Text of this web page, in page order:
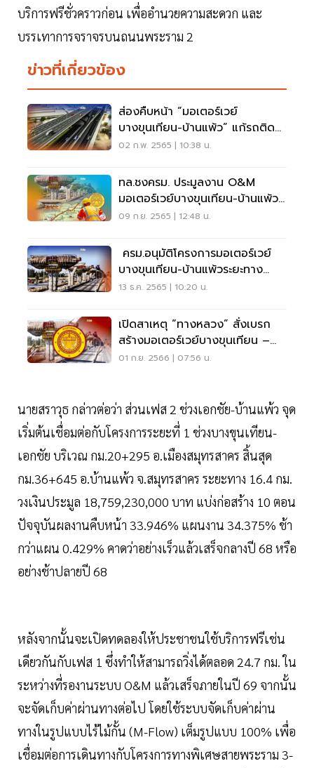
บริการฟรีชั่วคราวก่อน เพื่ออำนวยความสะดวก และ
บรรเทาการจราจรบนถนนพระราม 2
ข่าวที่เกี่ยวข้อง
ส่องคืบหน้า “มอเตอร์เวย์
บางขุนเทียน-บ้านแพ้ว” แก้รถติด
พระราม 2 ถึงไหนแล้ว
02 ก.พ. 2565 | 10:38 น.
ทล.ชงครม. ประมูลงาน O&M
มอเตอร์เวย์บางขุนเทียน-บ้านแพ้ว
ต.ค.นี้
09 ก.ย. 2565 | 12:48 น.
ครม.อนุมัติโครงการมอเตอร์เวย์
บางขุนเทียน-บ้านแพ้วระยะทาง
24.7 กม.
13 ธ.ค. 2565 | 10:20 น.
เปิดสาเหตุ “ทางหลวง” สั่งเบรก
สร้างมอเตอร์เวย์บางขุนเทียน –
บ้านแพ้ว
01 ก.ย. 2566 | 07:56 น.
นายสราวุธ กล่าวต่อว่า ส่วนเฟส 2 ช่วงเอกชัย-บ้านแพ้ว จุด
เริ่มต้นเชื่อมต่อกับโครงการระยะที่ 1 ช่วงบางขุนเทียน-
เอกชัย บริเวณ กม.20+295 อ.เมืองสมุทรสาคร สิ้นสุด
กม.36+645 อ.บ้านแพ้ว จ.สมุทรสาคร ระยะทาง 16.4 กม.
วงเงินประมูล 18,759,230,000 บาท แบ่งก่อสร้าง 10 ตอน
ปัจจุบันผลงานคืบหน้า 33.946% แผนงาน 34.375% ช้า
กว่าแผน 0.429% คาดว่าอย่างเร็วแล้วเสร็จกลางปี 68 หรือ
อย่างช้าปลายปี 68
หลังจากนั้นจะเปิดทดลองให้ประชาชนใช้บริการฟรีเช่น
เดียวกันกับเฟส 1 ซึ่งทำให้สามารถวิ่งได้ตลอด 24.7 กม. ใน
ระหว่างที่รองานระบบ O&M แล้วเสร็จภายในปี 69 จากนั้น
จะจัดเก็บค่าผ่านทางต่อไป โดยใช้ระบบจัดเก็บค่าผ่าน
ทางในรูปแบบไร้ไม้กั้น (M-Flow) เต็มรูปแบบ 100% เพื่อ
เชื่อมต่อการเดินทางกับโครงการทางพิเศษสายพระราม 3-